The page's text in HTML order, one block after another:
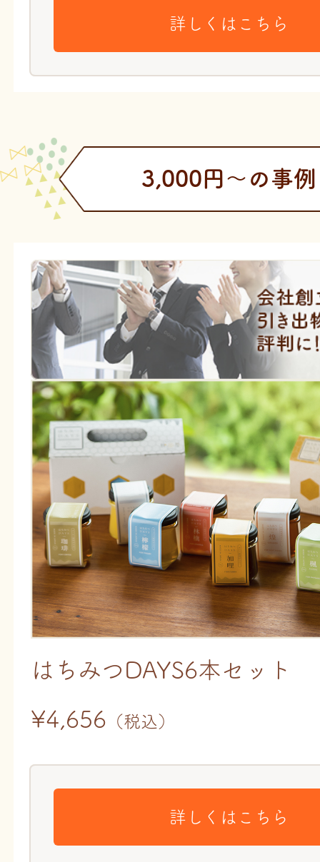
詳しくはこちら
3,000円〜の事例
はちみつDAYS6本セット
¥4,656 （税込）
詳しくはこちら